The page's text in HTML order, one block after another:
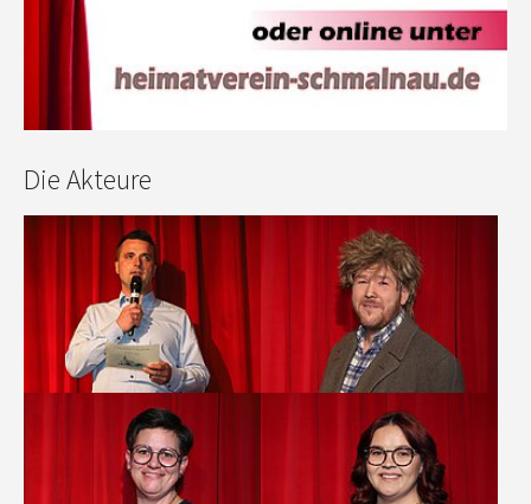
Die Akteure
Show larger version Show larger version
Show larger version Show larger version